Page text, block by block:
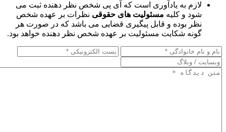
لازم به یادآوری است که آی پی شخص نظر دهنده ثبت می
شود و کلیه مسئولیت های حقوقی نظرات بر عهده شخص
نظر بوده و قابل پیگیری قضایی می باشد که در صورت هر
گونه شکایت مسئولیت بر عهده شخص نظر دهنده خواهد بود.